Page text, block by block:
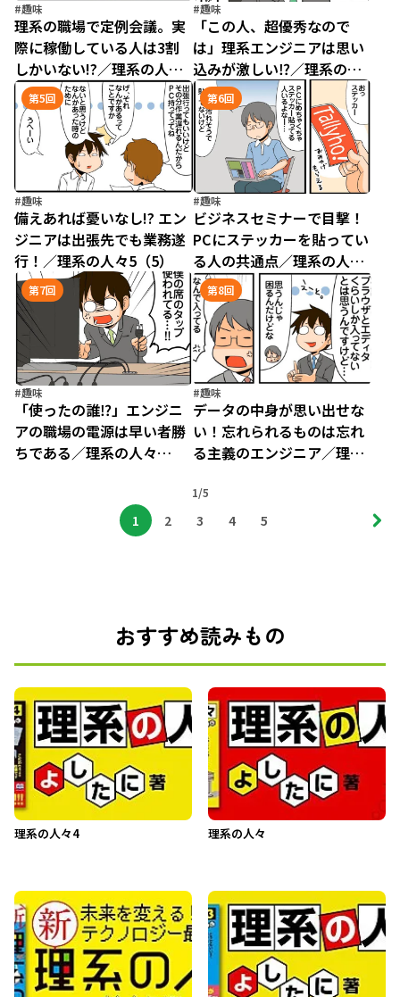
#趣味
理系の職場で定例会議。実
際に稼働している人は3割
しかいない!?／理系の人々
5（3）
#趣味
「この人、超優秀なので
は」理系エンジニアは思い
込みが激しい⁉／理系の
人々5（4）
第5回
#趣味
備えあれば憂いなし!? エン
ジニアは出張先でも業務遂
行！／理系の人々5（5）
第6回
#趣味
ビジネスセミナーで目撃！
PCにステッカーを貼ってい
る人の共通点／理系の人々
5（6）
第7回
#趣味
「使ったの誰⁉」エンジニ
アの職場の電源は早い者勝
ちである／理系の人々
第8回
#趣味
データの中身が思い出せな
い！忘れられるものは忘れ
る主義のエンジニア／理系
1/5
1 2 3 4 5
おすすめ読みもの
理系の人々4 理系の人々